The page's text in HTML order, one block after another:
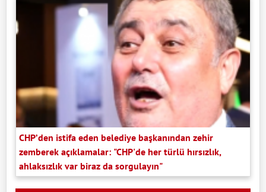
CHP’den istifa eden belediye başkanından zehir
zemberek açıklamalar: "CHP'de her türlü hırsızlık,
ahlaksızlık var biraz da sorgulayın"